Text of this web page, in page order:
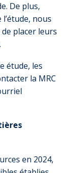
De plus,
nous
placer leurs
étude, les
la MRC
en 2024,